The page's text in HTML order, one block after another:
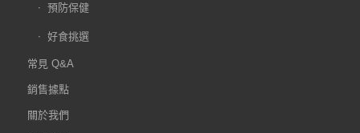
預防保健
好食挑選
常見 Q&A
銷售據點
關於我們